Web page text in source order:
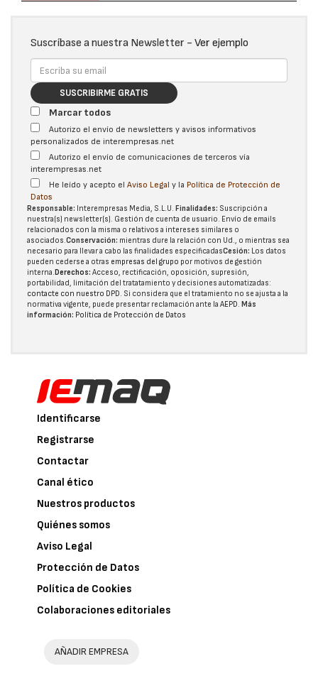
Suscríbase a nuestra Newsletter - Ver ejemplo
SUSCRIBIRME GRATIS
Marcar todos
Autorizo el envío de newsletters y avisos informativos
personalizados de interempresas.net
Autorizo el envío de comunicaciones de terceros vía
interempresas.net
He leído y acepto el Aviso Legal y la Política de Protección de
Datos
Responsable: Interempresas Media, S.L.U. Finalidades: Suscripción a
nuestra(s) newsletter(s). Gestión de cuenta de usuario. Envío de emails
relacionados con la misma o relativos a intereses similares o
asociados.Conservación: mientras dure la relación con Ud., o mientras sea
necesario para llevar a cabo las finalidades especificadasCesión: Los datos
pueden cederse a otras empresas del grupo por motivos de gestión
interna.Derechos: Acceso, rectificación, oposición, supresión,
portabilidad, limitación del tratatamiento y decisiones automatizadas:
contacte con nuestro DPD. Si considera que el tratamiento no se ajusta a la
normativa vigente, puede presentar reclamación ante la AEPD. Más
información: Política de Protección de Datos
Identificarse
Registrarse
Contactar
Canal ético
Nuestros productos
Quiénes somos
Aviso Legal
Protección de Datos
Política de Cookies
Colaboraciones editoriales
AÑADIR EMPRESA